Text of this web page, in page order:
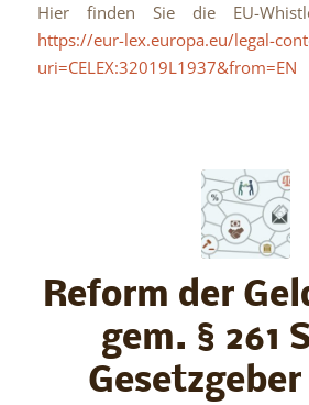
Hier finden Sie die EU-
https://eur-lex.europa.eu/legal-
uri=CELEX:32019L1937&from=EN
Reform der
gem. § 261